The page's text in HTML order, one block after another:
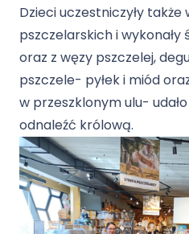
Dzieci uczestniczyły
pszczelarskich i wykonały
oraz z węzy pszczelej,
pszczele- pyłek i miód
w przeszklonym ulu-
odnaleźć królową.